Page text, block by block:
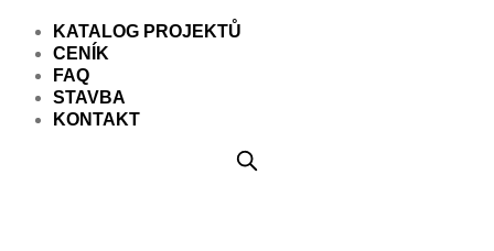
KATALOG PROJEKTŮ
CENÍK
FAQ
STAVBA
KONTAKT